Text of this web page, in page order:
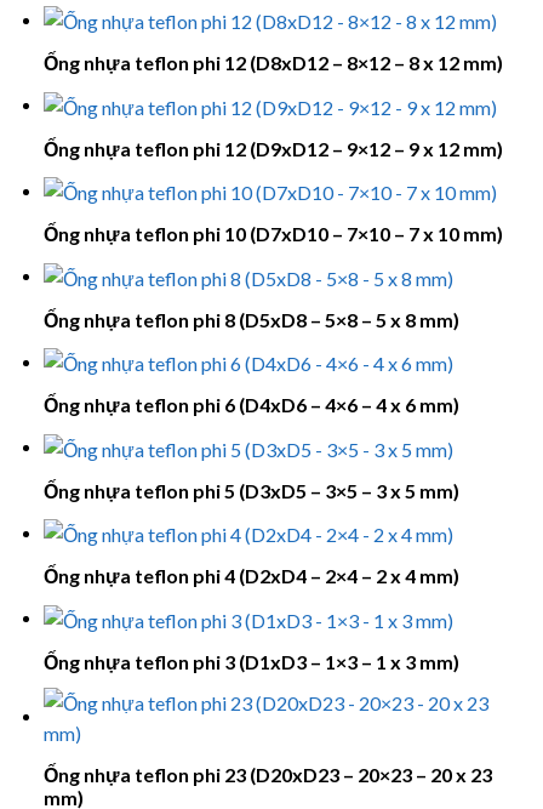
Ống nhựa teflon phi 12 (D8xD12 – 8×12 – 8 x 12 mm)
Ống nhựa teflon phi 12 (D9xD12 – 9×12 – 9 x 12 mm)
Ống nhựa teflon phi 10 (D7xD10 – 7×10 – 7 x 10 mm)
Ống nhựa teflon phi 8 (D5xD8 – 5×8 – 5 x 8 mm)
Ống nhựa teflon phi 6 (D4xD6 – 4×6 – 4 x 6 mm)
Ống nhựa teflon phi 5 (D3xD5 – 3×5 – 3 x 5 mm)
Ống nhựa teflon phi 4 (D2xD4 – 2×4 – 2 x 4 mm)
Ống nhựa teflon phi 3 (D1xD3 – 1×3 – 1 x 3 mm)
Ống nhựa teflon phi 23 (D20xD23 – 20×23 – 20 x 23
mm)